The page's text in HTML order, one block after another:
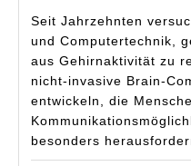
Seit Jahrzehnten
und Computertechnik,
aus Gehirnaktivität zu
nicht-invasive Brain-
entwickeln, die
besonders